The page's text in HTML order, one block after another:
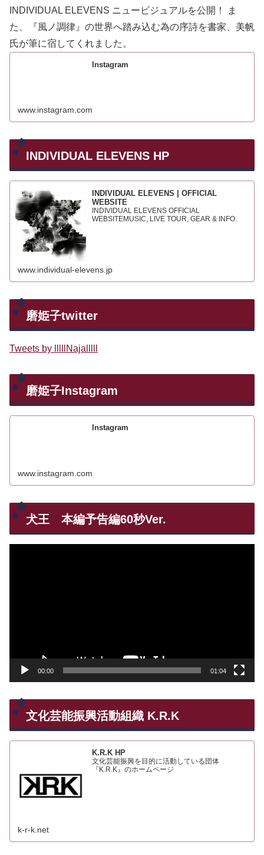
INDIVIDUAL ELEVENS ニュービジュアルを公開！ ま
た、『風ノ調律』の世界へ踏み込む為の序詩を書家、美帆
氏が筆に宿してくれました。
Instagram
www.instagram.com
INDIVIDUAL ELEVENS HP
INDIVIDUAL ELEVENS | OFFICIAL
WEBSITE
INDIVIDUAL ELEVENS OFFICIAL
WEBSITEMUSIC, LIVE TOUR, GEAR & INFO.
www.individual-elevens.jp
磨姫子twitter
Tweets by lllllNajalllll
磨姫子Instagram
Instagram
www.instagram.com
犬王 本編予告編60秒Ver.
00:00 01:04
文化芸能振興活動組織 K.R.K
K.R.K HP
文化芸能振興を目的に活動している団体
『K.R.K』のホームページ
k-r-k.net